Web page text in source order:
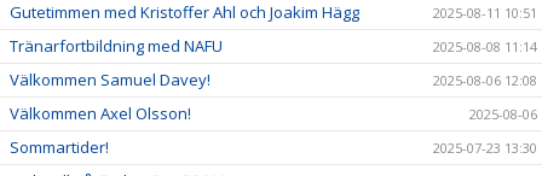
Gutetimmen med Kristoffer Ahl och Joakim Hägg 2025-08-11 10:51
Tränarfortbildning med NAFU 2025-08-08 11:14
Välkommen Samuel Davey! 2025-08-06 12:08
Välkommen Axel Olsson! 2025-08-06
Sommartider! 2025-07-23 13:30